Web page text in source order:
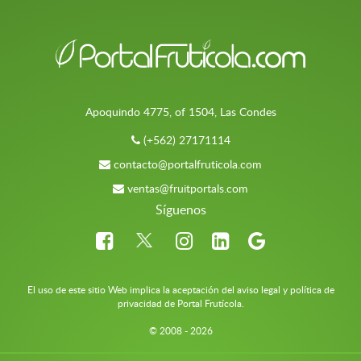
Apoquindo 4775, of 1504, Las Condes
(+562) 27171114
contacto@portalfruticola.com
ventas@fruitportals.com
Síguenos
El uso de este sitio Web implica la aceptación del aviso legal y política de
privacidad de Portal Frutícola.
© 2008 - 2026